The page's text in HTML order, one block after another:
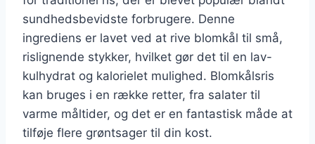
sundhedsbevidste forbrugere. Denne
ingrediens er lavet ved at rive blomkål til små,
rislignende stykker, hvilket gør det til en lav-
kulhydrat og kalorielet mulighed. Blomkålsris
kan bruges i en række retter, fra salater til
varme måltider, og det er en fantastisk måde at
tilføje flere grøntsager til din kost.